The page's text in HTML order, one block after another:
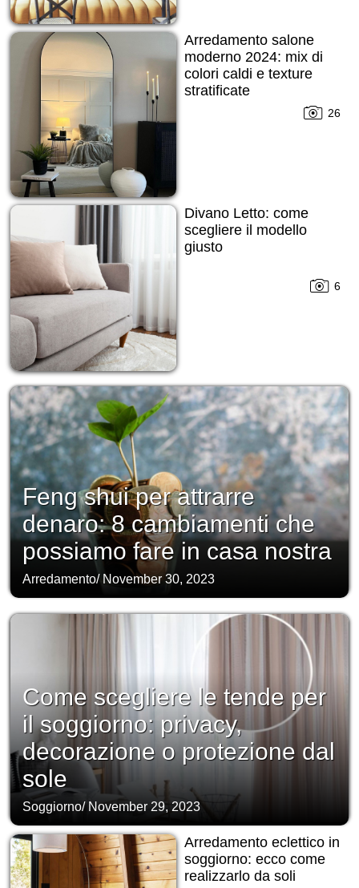
Arredamento salone
moderno 2024: mix di
colori caldi e texture
stratificate
26
Divano Letto: come
scegliere il modello
giusto
6
Feng shui per attrarre
denaro: 8 cambiamenti che
possiamo fare in casa nostra
Arredamento/ November 30, 2023
Come scegliere le tende per
il soggiorno: privacy,
decorazione o protezione dal
sole
Soggiorno/ November 29, 2023
Arredamento eclettico in
soggiorno: ecco come
realizzarlo da soli